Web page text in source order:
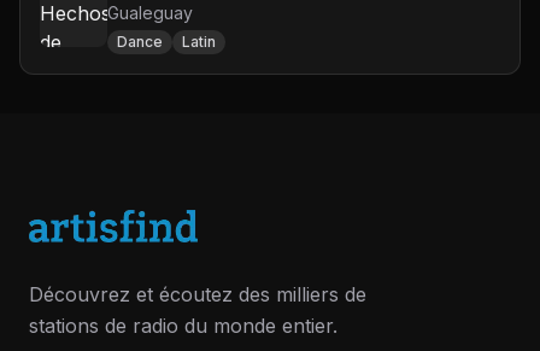
Gualeguay
Dance Latin
Découvrez et écoutez des milliers de
stations de radio du monde entier.